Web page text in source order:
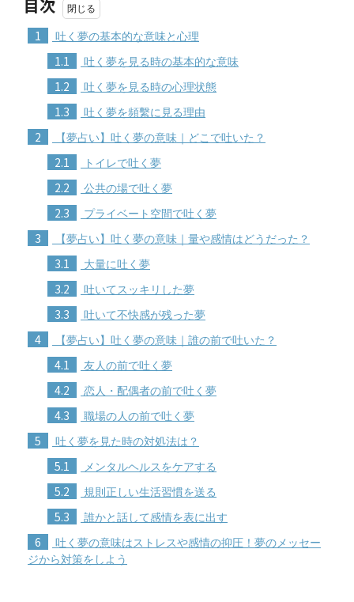
目次
1 吐く夢の基本的な意味と心理
1.1 吐く夢を見る時の基本的な意味
1.2 吐く夢を見る時の心理状態
1.3 吐く夢を頻繫に見る理由
2 【夢占い】吐く夢の意味｜どこで吐いた？
2.1 トイレで吐く夢
2.2 公共の場で吐く夢
2.3 プライベート空間で吐く夢
3 【夢占い】吐く夢の意味｜量や感情はどうだった？
3.1 大量に吐く夢
3.2 吐いてスッキリした夢
3.3 吐いて不快感が残った夢
4 【夢占い】吐く夢の意味｜誰の前で吐いた？
4.1 友人の前で吐く夢
4.2 恋人・配偶者の前で吐く夢
4.3 職場の人の前で吐く夢
5 吐く夢を見た時の対処法は？
5.1 メンタルヘルスをケアする
5.2 規則正しい生活習慣を送る
5.3 誰かと話して感情を表に出す
6
吐く夢の意味はストレスや感情の抑圧！夢のメッセー
ジから対策をしよう